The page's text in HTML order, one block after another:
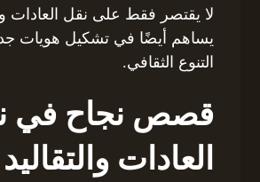
لا يقتصر فقط على نقل العادات
يساهم أيضًا في تشكيل هويات
التنوع الثقافي.
قصص نجاح في
العادات والتقاليد